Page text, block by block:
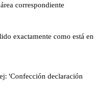
correspondiente
exactamente como está en
'Confección declaración